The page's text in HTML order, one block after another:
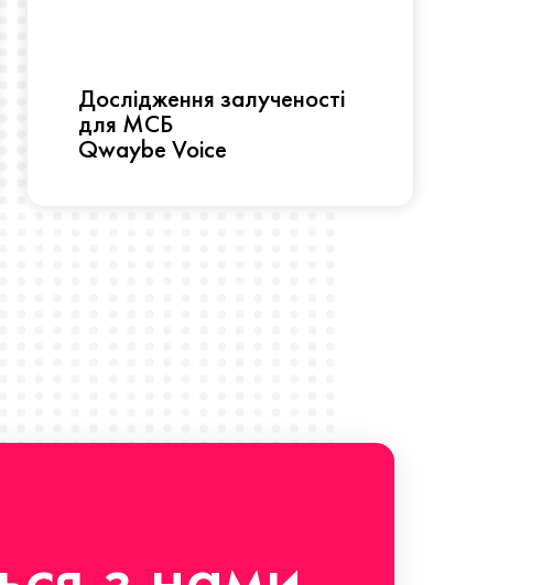
Дослідження залученості
для МСБ
Qwaybe Voice